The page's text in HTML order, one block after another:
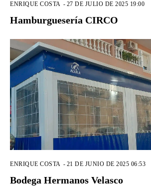
ENRIQUE COSTA - 27 DE JULIO DE 2025 19:00
Hamburguesería CIRCO
ENRIQUE COSTA - 21 DE JUNIO DE 2025 06:53
Bodega Hermanos Velasco